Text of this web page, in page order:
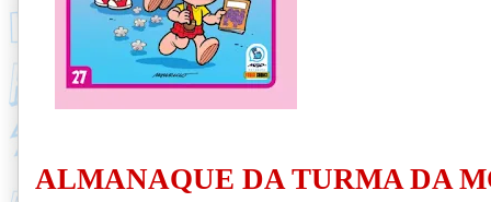
ALMANAQUE DA TURMA DA